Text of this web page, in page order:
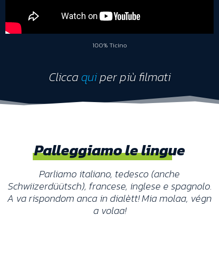
100% Ticino
Clicca quiper più filmati
Palleggiamo le lingue
Parliamo italiano, tedesco (anche
Schwiizerdüütsch), francese, inglese e spagnolo.
A va rispondom anca in dialètt! Mia molaa, végn
a volaa!